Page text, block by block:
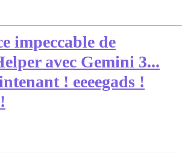
impeccable de
avec Gemini 3...
! eeeegads !